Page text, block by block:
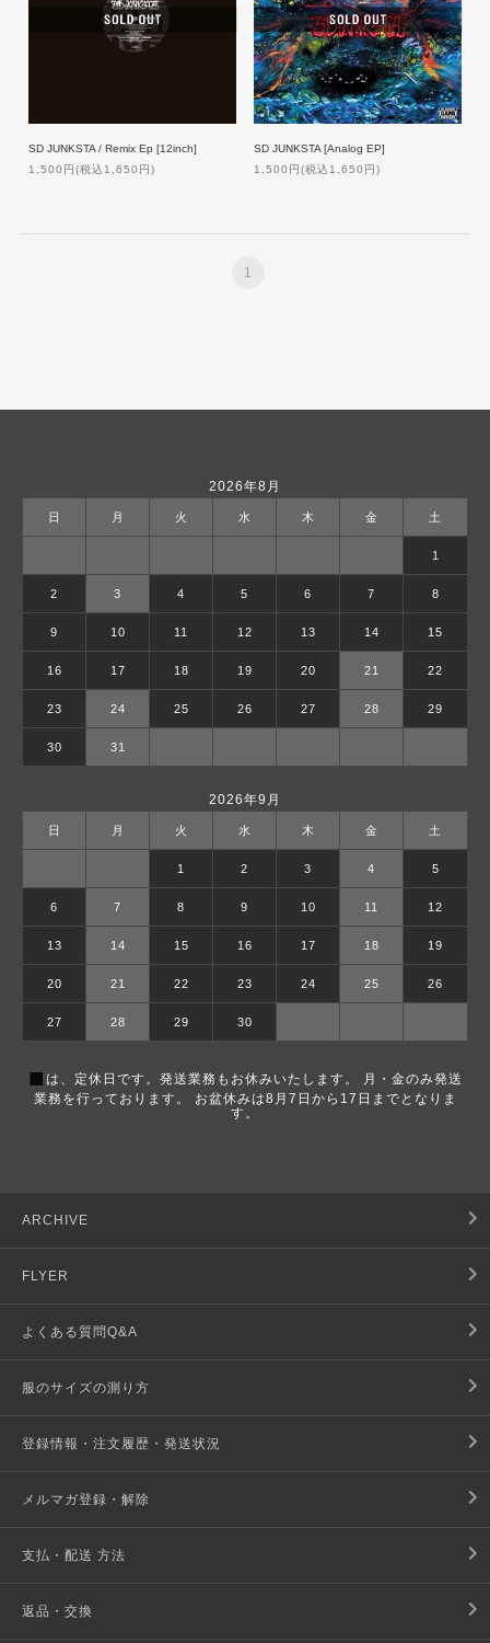
SD JUNKSTA / Remix Ep [12inch]
1,500円(税込1,650円)
SD JUNKSTA [Analog EP]
1,500円(税込1,650円)
1
2026年8月
日 月 火 水 木 金 土
1
2 3 4 5 6 7 8
9 10 11 12 13 14 15
16 17 18 19 20 21 22
23 24 25 26 27 28 29
30 31
2026年9月
日 月 火 水 木 金 土
1 2 3 4 5
6 7 8 9 10 11 12
13 14 15 16 17 18 19
20 21 22 23 24 25 26
27 28 29 30
■ は、定休日です。発送業務もお休みいたします。 月・金のみ発送
業務を行っております。 お盆休みは8月7日から17日までとなりま
す。
ARCHIVE
FLYER
よくある質問Q&A
服のサイズの測り方
登録情報・注文履歴・発送状況
メルマガ登録・解除
支払・配送 方法
返品・交換